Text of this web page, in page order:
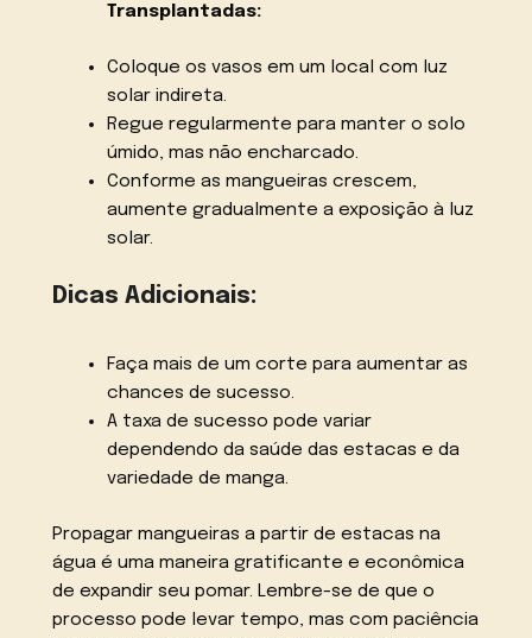
Transplantadas:
Coloque os vasos em um local com luz
solar indireta.
Regue regularmente para manter o solo
úmido, mas não encharcado.
Conforme as mangueiras crescem,
aumente gradualmente a exposição à luz
solar.
Dicas Adicionais:
Faça mais de um corte para aumentar as
chances de sucesso.
A taxa de sucesso pode variar
dependendo da saúde das estacas e da
variedade de manga.
Propagar mangueiras a partir de estacas na
água é uma maneira gratificante e econômica
de expandir seu pomar. Lembre-se de que o
processo pode levar tempo, mas com paciência